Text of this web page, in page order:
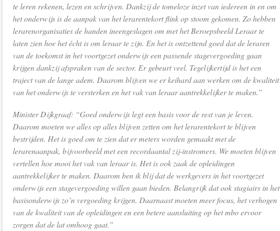
te leren rekenen, lezen en schrijven. Dankzij de tomeloze inzet van iedereen in en om
het onderwijs is de aanpak van het lerarentekort flink op stoom gekomen. Zo hebben
lerarenorganisaties de handen ineengeslagen om met het Beroepsbeeld Leraar te
laten zien hoe het écht is om leraar te zijn. En het is ontzettend goed dat de leraren
van de toekomst in het voortgezet onderwijs een passende stagevergoeding gaan
krijgen dankzij afspraken van de sector. Er gebeurt veel. Tegelijkertijd is het een
traject van de lange adem. Daarom blijven we er keihard aan werken om de kwaliteit
van het onderwijs te versterken en het vak van leraar aantrekkelijker te maken.”
Minister Dijkgraaf: “Goed onderwijs legt een basis voor de rest van je leven.
Daarom moeten we alles op alles blijven zetten om het lerarentekort te blijven
bestrijden. Het is goed om te zien dat er meters worden gemaakt met de
lerarenaanpak, bijvoorbeeld met een recordaantal zij-instromers. We moeten blijven
vertellen hoe mooi het vak van leraar is. Het is ook zaak de opleidingen
aantrekkelijker te maken. Daarom ben ik blij dat de werkgevers in het voortgezet
onderwijs een stagevergoeding willen gaan bieden. Belangrijk dat ook stagiairs in het
basisonderwijs zo’n vergoeding krijgen. Daarnaast moeten meer focus, het verhogen
van de kwaliteit van de opleidingen en een betere aansluiting op het mbo ervoor
zorgen dat de lat omhoog gaat.”